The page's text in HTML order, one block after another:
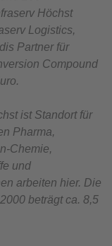
Höchst
Logistics,
Partner für
Compound
ist Standort für
Pharma,
Chemie,
und
arbeiten hier. Die
beträgt ca. 8,5